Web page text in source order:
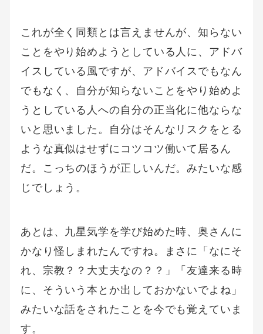
これが全く同類とは言えませんが、知らない
ことをやり始めようとしている人に、アドバ
イスしている風ですが、アドバイスでもなん
でもなく、自分が知らないことをやり始めよ
うとしている人への自分の正当化に他ならな
いと思いました。自分はそんなリスクをとる
ような真似はせずにコツコツ働いて居るん
だ。こっちのほうが正しいんだ。みたいな感
じでしょう。
あとは、九星気学を学び始めた時、奥さんに
かなり怪しまれたんですね。まさに「なにそ
れ、宗教？？大丈夫なの？？」「友達来る時
に、そういう本とか出しておかないでよね」
みたいな話をされたことを今でも覚えていま
す。